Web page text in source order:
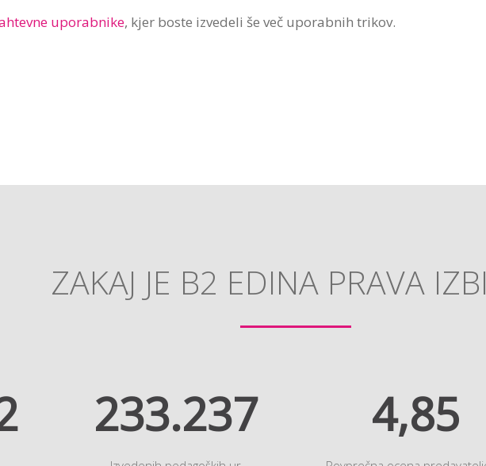
uporabnike, kjer boste izvedeli še več uporabnih trikov.
ZAKAJ JE B2 EDINA PRAVA
233.237 4,85